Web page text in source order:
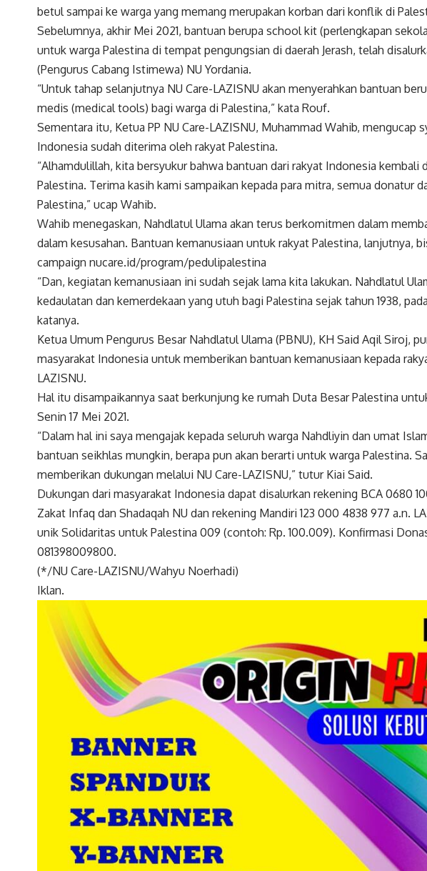
betul sampai ke warga yang memang merupakan korban dari konflik di
Sebelumnya, akhir Mei 2021, bantuan berupa school kit (perlengkapan
untuk warga Palestina di tempat pengungsian di daerah Jerash, telah
(Pengurus Cabang Istimewa) NU Yordania.
“Untuk tahap selanjutnya NU Care-LAZISNU akan menyerahkan bantuan
medis (medical tools) bagi warga di Palestina,” kata Rouf.
Sementara itu, Ketua PP NU Care-LAZISNU, Muhammad Wahib, mengucap
Indonesia sudah diterima oleh rakyat Palestina.
“Alhamdulillah, kita bersyukur bahwa bantuan dari rakyat Indonesia kembali
Palestina. Terima kasih kami sampaikan kepada para mitra, semua donatur
Palestina,” ucap Wahib.
Wahib menegaskan, Nahdlatul Ulama akan terus berkomitmen dalam
dalam kesusahan. Bantuan kemanusiaan untuk rakyat Palestina, lanjutnya,
campaign nucare.id/program/pedulipalestina
“Dan, kegiatan kemanusiaan ini sudah sejak lama kita lakukan. Nahdlatul
kedaulatan dan kemerdekaan yang utuh bagi Palestina sejak tahun 1938,
katanya.
Ketua Umum Pengurus Besar Nahdlatul Ulama (PBNU), KH Said Aqil Siroj,
masyarakat Indonesia untuk memberikan bantuan kemanusiaan kepada
LAZISNU.
Hal itu disampaikannya saat berkunjung ke rumah Duta Besar Palestina
Senin 17 Mei 2021.
“Dalam hal ini saya mengajak kepada seluruh warga Nahdliyin dan umat
bantuan seikhlas mungkin, berapa pun akan berarti untuk warga Palestina.
memberikan dukungan melalui NU Care-LAZISNU,” tutur Kiai Said.
Dukungan dari masyarakat Indonesia dapat disalurkan rekening BCA 0680
Zakat Infaq dan Shadaqah NU dan rekening Mandiri 123 000 4838 977 a.n.
unik Solidaritas untuk Palestina 009 (contoh: Rp. 100.009). Konfirmasi
081398009800.
(*/NU Care-LAZISNU/Wahyu Noerhadi)
Iklan.